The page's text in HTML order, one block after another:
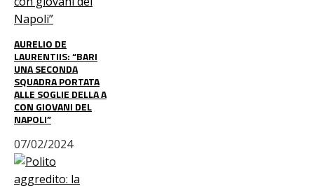
AURELIO DE
LAURENTIIS: “BARI
UNA SECONDA
SQUADRA PORTATA
ALLE SOGLIE DELLA A
CON GIOVANI DEL
NAPOLI”
07/02/2024